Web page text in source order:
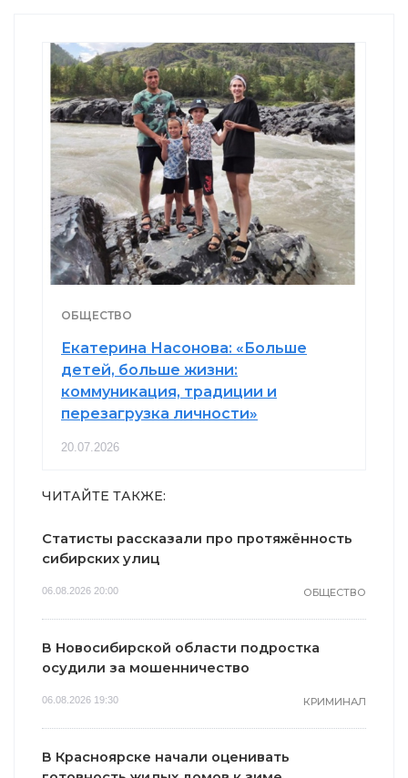
ОБЩЕСТВО
Екатерина Насонова: «Больше
детей, больше жизни:
коммуникация, традиции и
перезагрузка личности»
20.07.2026
ЧИТАЙТЕ ТАКЖЕ:
Статисты рассказали про протяжённость
сибирских улиц
06.08.2026 20:00 ОБЩЕСТВО
В Новосибирской области подростка
осудили за мошенничество
06.08.2026 19:30 КРИМИНАЛ
В Красноярске начали оценивать